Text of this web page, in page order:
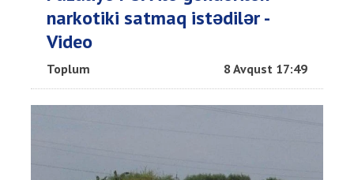
narkotiki satmaq istədilər -
Video
Toplum 8 Avqust 17:49